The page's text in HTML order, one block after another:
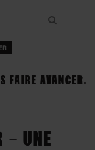
FAIRE AVANCER.
– UNE